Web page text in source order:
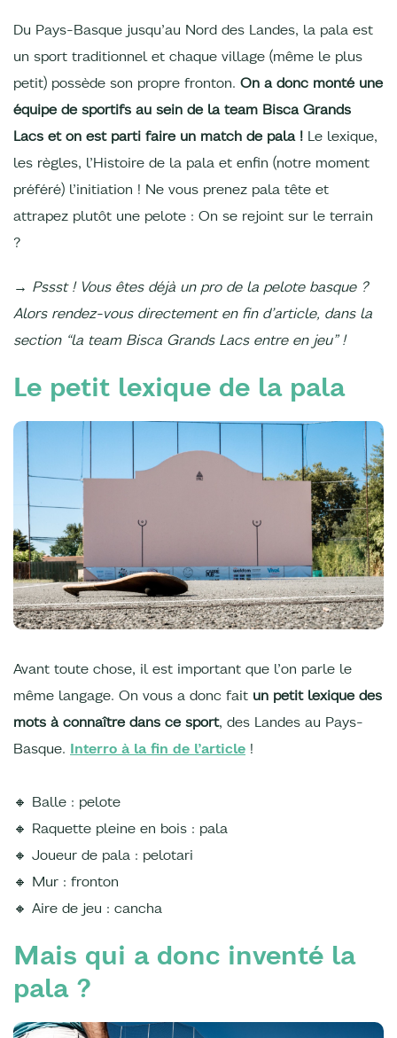
Du Pays-Basque jusqu’au Nord des Landes, la pala est
un sport traditionnel et chaque village (même le plus
petit) possède son propre fronton. On a donc monté une
équipe de sportifs au sein de la team Bisca Grands
Lacs et on est parti faire un match de pala ! Le lexique,
les règles, l’Histoire de la pala et enfin (notre moment
préféré) l’initiation ! Ne vous prenez pala tête et
attrapez plutôt une pelote : On se rejoint sur le terrain
?
→ Pssst ! Vous êtes déjà un pro de la pelote basque ?
Alors rendez-vous directement en fin d’article, dans la
section “la team Bisca Grands Lacs entre en jeu” !
Le petit lexique de la pala
Avant toute chose, il est important que l’on parle le
même langage. On vous a donc fait un petit lexique des
mots à connaître dans ce sport, des Landes au Pays-
Basque. Interro à la fin de l’article !
🔸 Balle : pelote
🔸 Raquette pleine en bois : pala
🔸 Joueur de pala : pelotari
🔸 Mur : fronton
🔸 Aire de jeu : cancha
Mais qui a donc inventé la
pala ?